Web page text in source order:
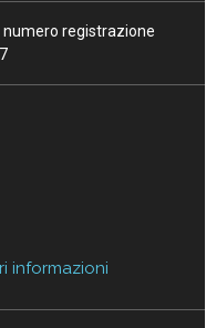
numero registrazione
informazioni